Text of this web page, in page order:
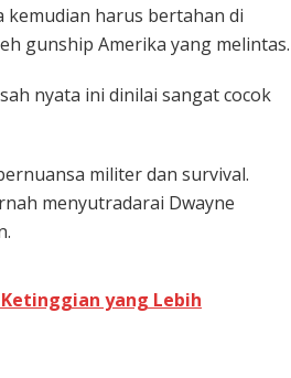
kemudian harus bertahan di
gunship Amerika yang melintas.
nyata ini dinilai sangat cocok
militer dan survival.
menyutradarai Dwayne
.
yang Lebih